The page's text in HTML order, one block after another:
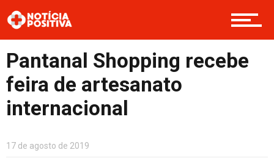
Cultura
Pantanal Shopping recebe
feira de artesanato
internacional
17 de agosto de 2019